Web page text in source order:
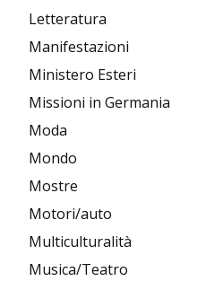
Letteratura
Manifestazioni
Ministero Esteri
Missioni in Germania
Moda
Mondo
Mostre
Motori/auto
Multiculturalità
Musica/Teatro